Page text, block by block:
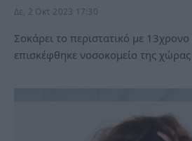
Δε, 2 Οκτ 2023 17:30
Σοκάρει το περιστατικό με
επισκέφθηκε νοσοκομείο της